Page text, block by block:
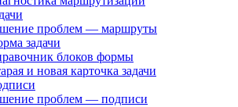
проблем — маршруты
задачи
блоков формы
и новая карточка задачи
проблем — подписи